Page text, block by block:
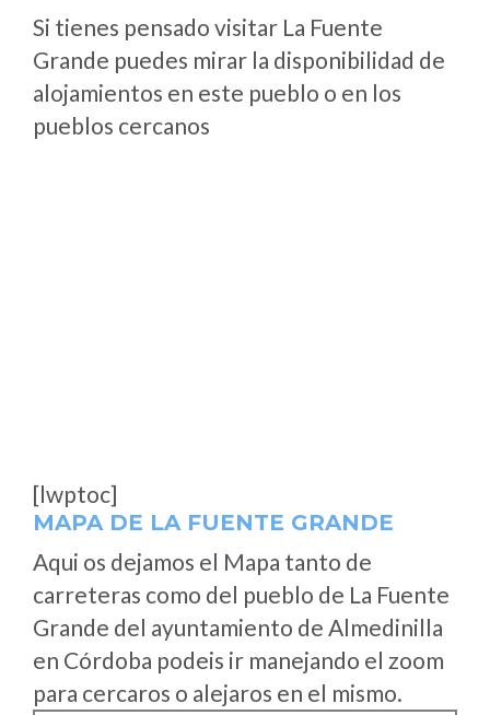
Si tienes pensado visitar La Fuente
Grande puedes mirar la disponibilidad de
alojamientos en este pueblo o en los
pueblos cercanos
[lwptoc]
MAPA DE LA FUENTE GRANDE
Aqui os dejamos el Mapa tanto de
carreteras como del pueblo de La Fuente
Grande del ayuntamiento de Almedinilla
en Córdoba podeis ir manejando el zoom
para cercaros o alejaros en el mismo.